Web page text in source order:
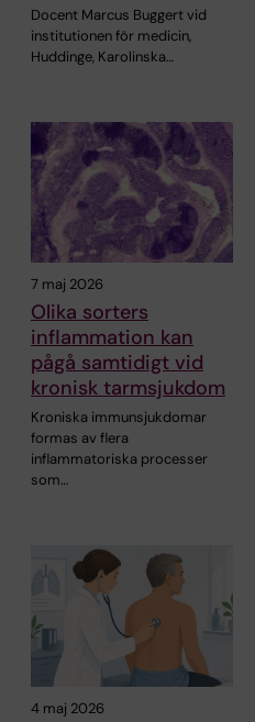
Docent Marcus Buggert vid
institutionen för medicin,
Huddinge, Karolinska…
7 maj 2026
Olika sorters
inflammation kan
pågå samtidigt vid
kronisk tarmsjukdom
Kroniska immunsjukdomar
formas av flera
inflammatoriska processer
som…
4 maj 2026